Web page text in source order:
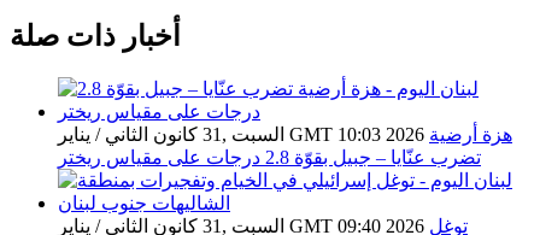
أخبار ذات صلة
السبت ,31 كانون الثاني / يناير GMT 10:03 2026 هزة أرضية
تضرب عنّايا – جبيل بقوّة 2.8 درجات على مقياس ريختر
السبت ,31 كانون الثاني / يناير GMT 09:40 2026 توغل